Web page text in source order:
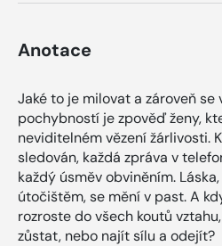
Anotace
Jaké to je milovat a zároveň se
pochybností je zpověď ženy,
neviditelném vězení žárlivosti.
sledován, každá zpráva v
každý úsměv obviněním.
útočištěm, se mění v past. A
rozroste do všech koutů
zůstat, nebo najít sílu a odejít?